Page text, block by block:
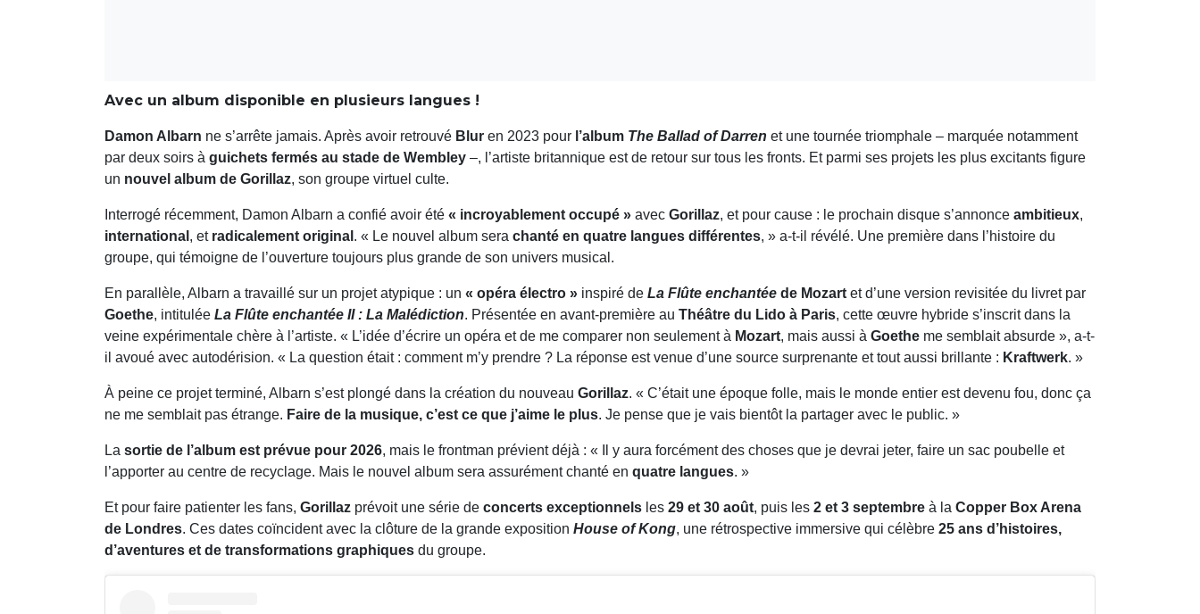
Avec un album disponible en plusieurs langues !
Damon Albarn ne s’arrête jamais. Après avoir retrouvé Blur en 2023 pour l’album The Ballad of Darren et une tournée triomphale – marquée notamment
par deux soirs à guichets fermés au stade de Wembley –, l’artiste britannique est de retour sur tous les fronts. Et parmi ses projets les plus excitants figure
un nouvel album de Gorillaz, son groupe virtuel culte.
Interrogé récemment, Damon Albarn a confié avoir été « incroyablement occupé » avec Gorillaz, et pour cause : le prochain disque s’annonce ambitieux,
international , et radicalement original . « Le nouvel album sera chanté en quatre langues différentes, » a-t-il révélé. Une première dans l’histoire du
groupe, qui témoigne de l’ouverture toujours plus grande de son univers musical.
En parallèle, Albarn a travaillé sur un projet atypique : un « opéra électro » inspiré de La Flûte enchantée de Mozart et d’une version revisitée du livret par
Goethe, intitulée La Flûte enchantée II : La Malédiction. Présentée en avant-première au Théâtre du Lido à Paris, cette œuvre hybride s’inscrit dans la
veine expérimentale chère à l’artiste. « L’idée d’écrire un opéra et de me comparer non seulement à Mozart, mais aussi à Goethe me semblait absurde », a-t-
il avoué avec autodérision. « La question était : comment m’y prendre ? La réponse est venue d’une source surprenante et tout aussi brillante : Kraftwerk. »
À peine ce projet terminé, Albarn s’est plongé dans la création du nouveau Gorillaz. « C’était une époque folle, mais le monde entier est devenu fou, donc ça
ne me semblait pas étrange. Faire de la musique, c’est ce que j’aime le plus. Je pense que je vais bientôt la partager avec le public. »
La sortie de l’album est prévue pour 2026, mais le frontman prévient déjà : « Il y aura forcément des choses que je devrai jeter, faire un sac poubelle et
l’apporter au centre de recyclage. Mais le nouvel album sera assurément chanté en quatre langues. »
Et pour faire patienter les fans, Gorillaz prévoit une série de concerts exceptionnels les 29 et 30 août, puis les 2 et 3 septembre à la Copper Box Arena
de Londres. Ces dates coïncident avec la clôture de la grande exposition House of Kong, une rétrospective immersive qui célèbre 25 ans d’histoires,
d’aventures et de transformations graphiques du groupe.